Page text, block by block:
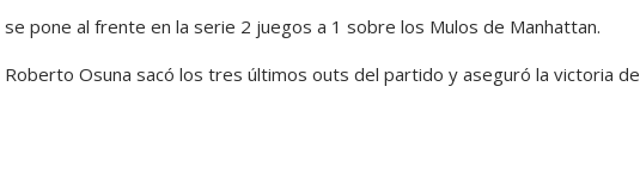
pone al frente en la serie 2 juegos a 1 sobre los Mulos de Manhattan.
Osuna sacó los tres últimos outs del partido y aseguró la victoria de